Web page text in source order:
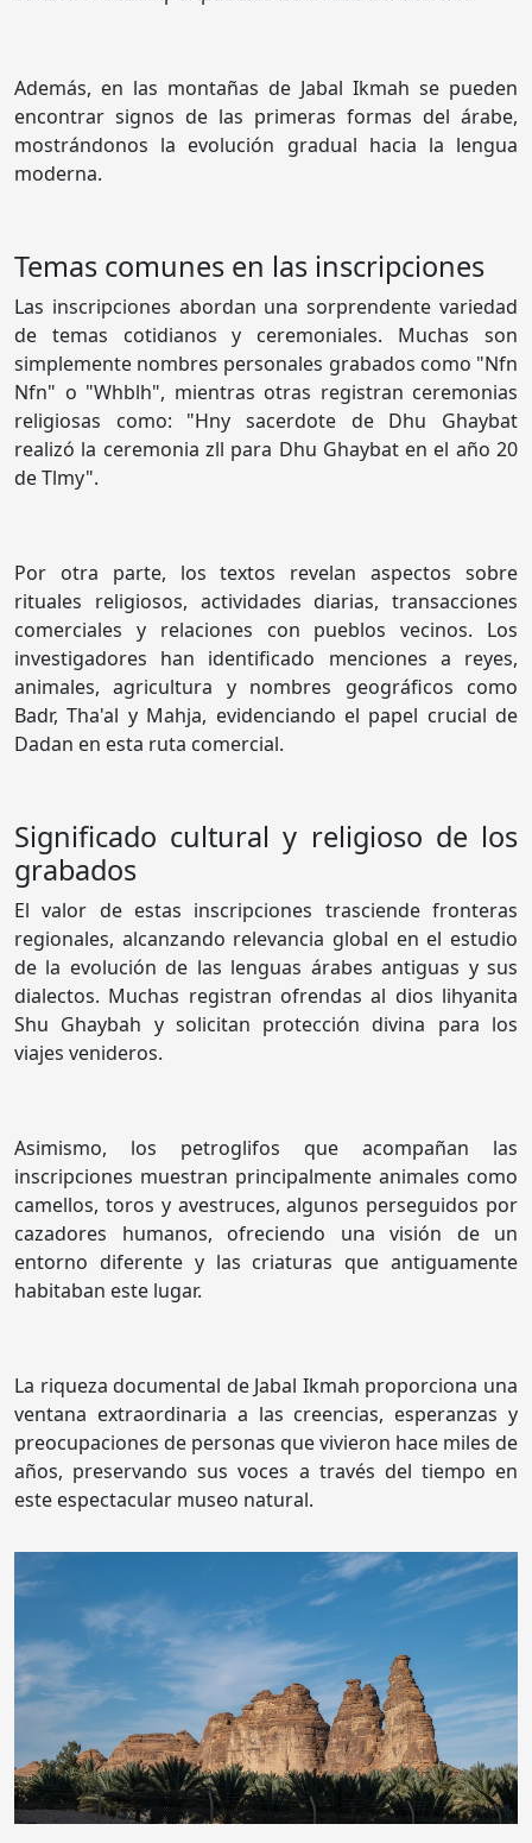
Además, en las montañas de Jabal Ikmah se pueden
encontrar signos de las primeras formas del árabe,
mostrándonos la evolución gradual hacia la lengua
moderna.
Temas comunes en las inscripciones
Las inscripciones abordan una sorprendente variedad
de temas cotidianos y ceremoniales. Muchas son
simplemente nombres personales grabados como "Nfn
Nfn" o "Whblh", mientras otras registran ceremonias
religiosas como: "Hny sacerdote de Dhu Ghaybat
realizó la ceremonia zll para Dhu Ghaybat en el año 20
de Tlmy".
Por otra parte, los textos revelan aspectos sobre
rituales religiosos, actividades diarias, transacciones
comerciales y relaciones con pueblos vecinos. Los
investigadores han identificado menciones a reyes,
animales, agricultura y nombres geográficos como
Badr, Tha'al y Mahja, evidenciando el papel crucial de
Dadan en esta ruta comercial.
Significado cultural y religioso de los
grabados
El valor de estas inscripciones trasciende fronteras
regionales, alcanzando relevancia global en el estudio
de la evolución de las lenguas árabes antiguas y sus
dialectos. Muchas registran ofrendas al dios lihyanita
Shu Ghaybah y solicitan protección divina para los
viajes venideros.
Asimismo, los petroglifos que acompañan las
inscripciones muestran principalmente animales como
camellos, toros y avestruces, algunos perseguidos por
cazadores humanos, ofreciendo una visión de un
entorno diferente y las criaturas que antiguamente
habitaban este lugar.
La riqueza documental de Jabal Ikmah proporciona una
ventana extraordinaria a las creencias, esperanzas y
preocupaciones de personas que vivieron hace miles de
años, preservando sus voces a través del tiempo en
este espectacular museo natural.